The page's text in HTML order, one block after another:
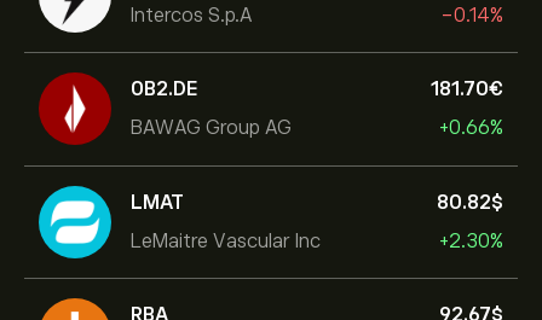
Intercos S.p.A
-0.14%
0B2.DE
BAWAG Group AG
181.70‎€‎
+0.66%
LMAT
LeMaitre Vascular Inc
80.82‎$‎
+2.30%
RBA
92.67‎$‎